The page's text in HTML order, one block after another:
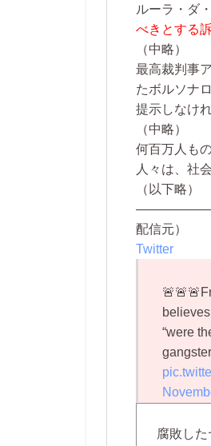
ルーラ・ダ
べきとする
（中略）
最高裁判事
たボルソナ
提示しなけ
（中略）
何百万人も
人々は、社
（以下略）
配信元）
Twitter
“were
腐敗し